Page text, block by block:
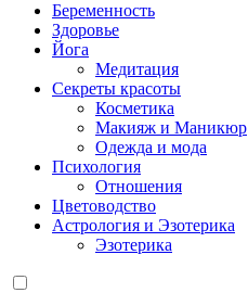
Беременность
Здоровье
Йога
Медитация
Секреты красоты
Косметика
Макияж и Маникюр
Одежда и мода
Психология
Отношения
Цветоводство
Астрология и Эзотерика
Эзотерика